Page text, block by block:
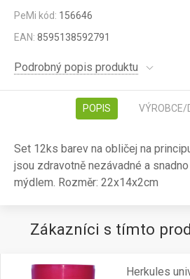
PeMi kód: 156646
EAN: 8595138592791
Podrobný popis produktu
POPIS VÝROBCE/
Set 12ks barev na obličej na
jsou zdravotně nezávadné a
mýdlem. Rozměr: 22x14x2cm
Zákazníci s tímto
Herkules